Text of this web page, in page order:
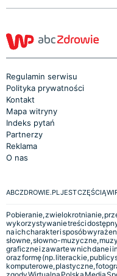
Regulamin serwisu
Polityka prywatności
Kontakt
Mapa witryny
Indeks pytań
Partnerzy
Reklama
O nas
ABCZDROWIE.PL JEST CZĘŚCIĄ
Pobieranie, zwielokrotnianie,
wykorzystywanie treści
na ich charakter i sposób
słowne, słowno-muzyczne,
graficzne i zawarte w nich dane i
oraz formę (np. literackie,
komputerowe, plastyczne,